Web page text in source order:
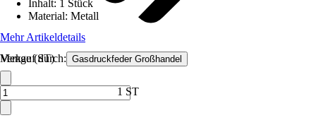
Verkauf durch: Gasdruckfeder Großhandel
Inhalt: 1 Stück
Material: Metall
Mehr Artikeldetails
Menge (ST)
1 ST